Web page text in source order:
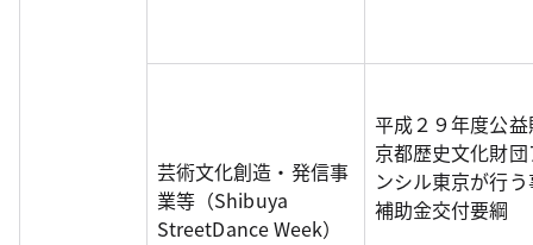
芸術文化創造・発信事
業等（Shibuya
StreetDance Week）
平成２９年度公
京都歴史文化財
ンシル東京が行
補助金交付要綱